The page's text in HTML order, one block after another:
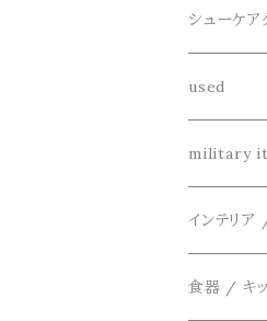
decka(デ
dros dro(
DETAIL(
THE
FOB
シャツ
カーディガン
キーアクセ
財布、コイ
鞄
シューケア
used
リメイク
アクセサリ
military
インテリ
食器 / キ